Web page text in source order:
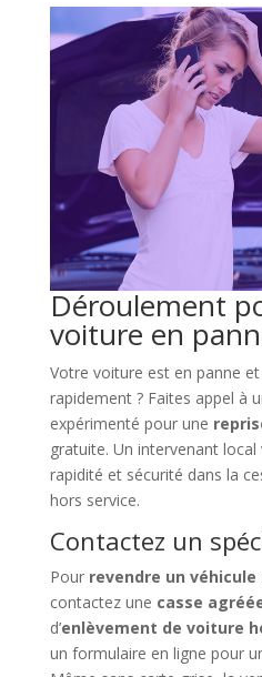
Déroulement
voiture en
Votre voiture est en panne
rapidement ? Faites appel à
expérimenté pour une
gratuite. Un intervenant
rapidité et sécurité dans la
hors service.
Contactez un
Pour revendre un
contactez une casse
d’enlèvement de voiture
un formulaire en ligne pour